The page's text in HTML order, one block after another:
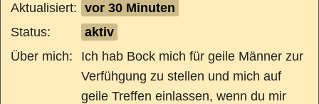
Aktualisiert: vor 30 Minuten
Status:
aktiv
Über mich:
Ich hab Bock mich für geile Männer zur
Verfühgung zu stellen und mich auf
geile Treffen einlassen, wenn du mir